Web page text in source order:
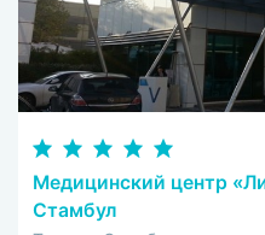
Медицинский центр
Стамбул